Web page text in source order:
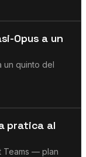
Opus a un
un quinto del
pratica al
Teams — plan